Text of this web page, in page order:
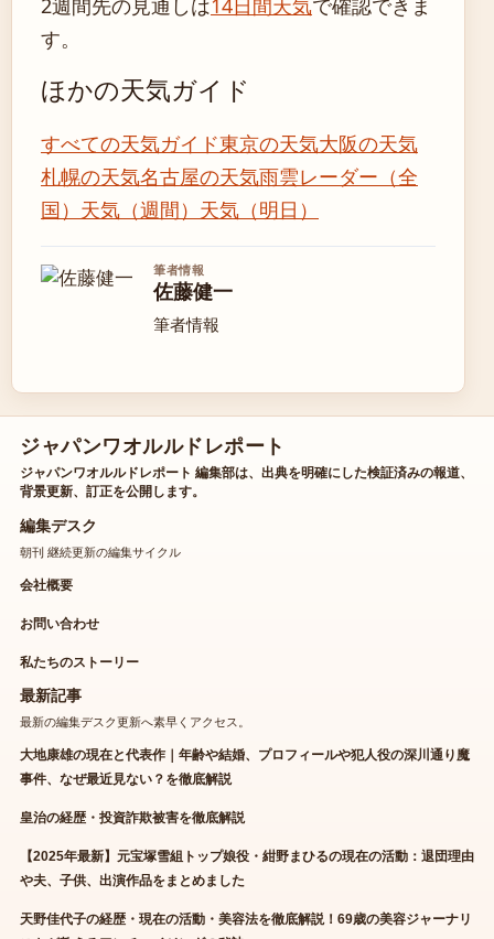
2週間先の見通しは14日間天気で確認できま
す。
ほかの天気ガイド
すべての天気ガイド東京の天気大阪の天気
札幌の天気名古屋の天気雨雲レーダー（全
国） 天気（週間） 天気（明日）
筆者情報
佐藤健一
筆者情報
ジャパンワオルルドレポート
ジャパンワオルルドレポート 編集部は、出典を明確にした検証済みの報道、
背景更新、訂正を公開します。
編集デスク
朝刊 継続更新の編集サイクル
会社概要
お問い合わせ
私たちのストーリー
最新記事
最新の編集デスク更新へ素早くアクセス。
大地康雄の現在と代表作｜年齢や結婚、プロフィールや犯人役の深川通り魔
事件、なぜ最近見ない？を徹底解説
皇治の経歴・投資詐欺被害を徹底解説
【2025年最新】元宝塚雪組トップ娘役・紺野まひるの現在の活動：退団理由
や夫、子供、出演作品をまとめました
天野佳代子の経歴・現在の活動・美容法を徹底解説！69歳の美容ジャーナリ